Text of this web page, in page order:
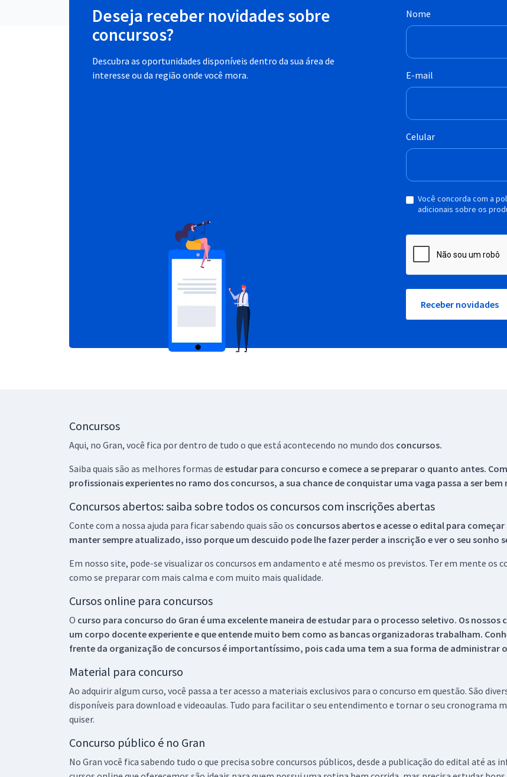
Deseja receber novidades sobre
concursos?
Descubra as oportunidades disponíveis dentro da sua área de
interesse ou da região onde você mora.
Nome
E-mail
Celular
Você concorda com a
adicionais sobre os
Receber novidades
Concursos
Aqui, no Gran, você fica por dentro de tudo o que está acontecendo no mundo dos concursos.
Saiba quais são as melhores formas de estudar para concurso e comece a se preparar o quanto antes.
profissionais experientes no ramo dos concursos, a sua chance de conquistar uma vaga passa a ser bem
Concursos abertos: saiba sobre todos os concursos com inscrições abertas
Conte com a nossa ajuda para ficar sabendo quais são os concursos abertos e acesse o edital para
manter sempre atualizado, isso porque um descuido pode lhe fazer perder a inscrição e ver o seu sonho
Em nosso site, pode-se visualizar os concursos em andamento e até mesmo os previstos. Ter em mente os
como se preparar com mais calma e com muito mais qualidade.
Cursos online para concursos
O curso para concurso do Gran é uma excelente maneira de estudar para o processo seletivo. Os
um corpo docente experiente e que entende muito bem como as bancas organizadoras trabalham.
frente da organização de concursos é importantíssimo, pois cada uma tem a sua forma de administrar
Material para concurso
Ao adquirir algum curso, você passa a ter acesso a materiais exclusivos para o concurso em questão. São
disponíveis para download e videoaulas. Tudo para facilitar o seu entendimento e tornar o seu cronograma
quiser.
Concurso público é no Gran
No Gran você fica sabendo tudo o que precisa sobre concursos públicos, desde a publicação do edital até as